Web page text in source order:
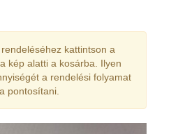
kattintson a
kép alatti a kosárba. Ilyen
a rendelési folyamat
pontosítani.